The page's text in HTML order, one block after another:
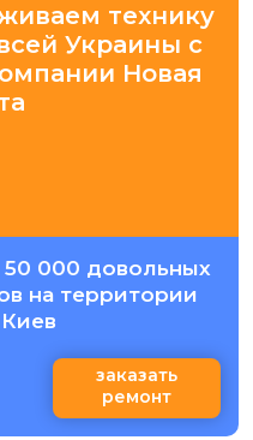
технику
Украины с
Новая
50 000 довольных
на территории
заказать
ремонт